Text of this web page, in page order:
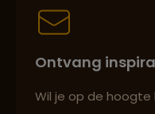
Best
Ontvang
Wil je op de